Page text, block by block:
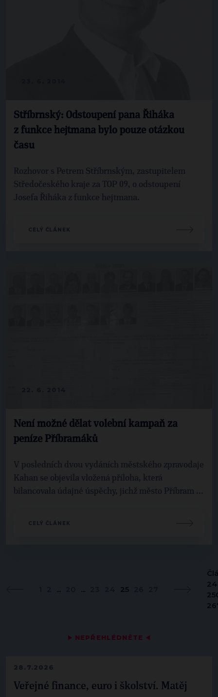
▶ NEPŘEHLÉDNĚTE ◀
28.7.2026
Veřejné finance, euro i školství. Matěj
Stříbrnský: Odstoupení pana Řiháka
z funkce hejtmana bylo pouze otázkou
času
Rozhovor s Petrem Stříbrnským, zastupitelem
Středočeského kraje za TOP 09, o odstoupení
Josefa Řiháka z funkce hejtmana.
CELÝ ČLÁNEK
Není možné dělat volební kampaň za
peníze Příbramáků
V posledních dvou vydáních městského zpravodaje
Kahan se objevila vložená příloha, která
bilancovala údajné úspěchy, jichž město Příbram ...
CELÝ ČLÁNEK
... ... 25